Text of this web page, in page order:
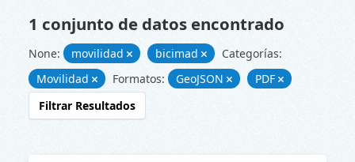
1 conjunto de datos encontrado
None: movilidad bicimad
Categorías:
Movilidad
Formatos: GeoJSON
PDF
Filtrar Resultados